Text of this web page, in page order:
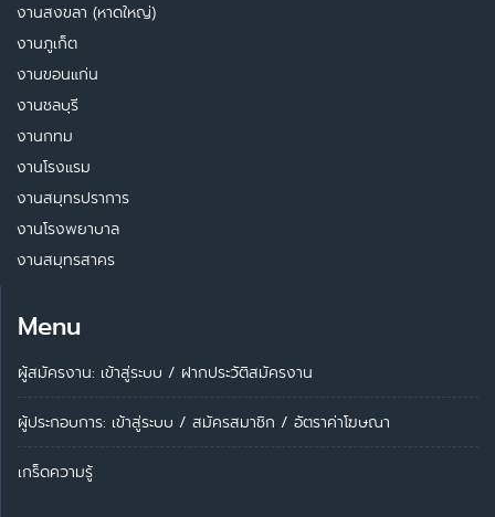
งานสงขลา (หาดใหญ่)
งานภูเก็ต
งานขอนแก่น
งานชลบุรี
งานกทม
งานโรงแรม
งานสมุทรปราการ
งานโรงพยาบาล
งานสมุทรสาคร
Menu
ผู้สมัครงาน: เข้าสู่ระบบ / ฝากประวัติสมัครงาน
ผู้ประกอบการ: เข้าสู่ระบบ / สมัครสมาชิก / อัตราค่าโฆษณา
เกร็ดความรู้